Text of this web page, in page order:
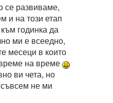
се развиваме,
и на този етап
годинка да
ми е всеедно,
месеци в които
на време
ви чета, но
не ми